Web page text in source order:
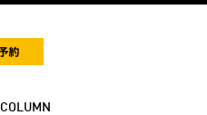
COLUMN